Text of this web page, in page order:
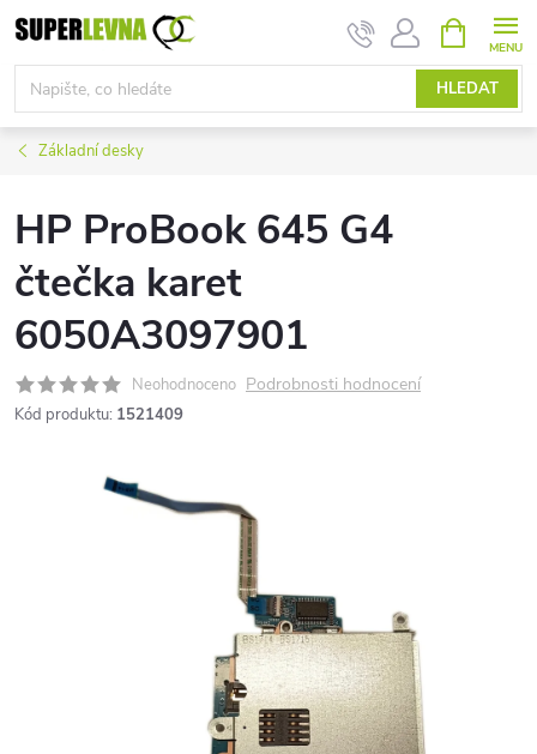
Přejít
na
obsah
HLEDAT
NÁKUPNÍ
KOŠÍK
Základní desky
HP ProBook 645 G4
čtečka karet
6050A3097901
Neohodnoceno Podrobnosti hodnocení
Kód produktu: 1521409